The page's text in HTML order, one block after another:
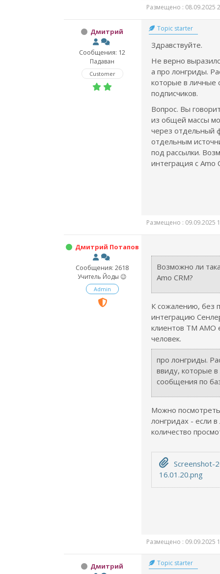
Размещено : 08.09.2025
Дмитрий
Сообщения: 12
Падаван
Customer
Topic starter
Здравствуйте.
Не верно
а про лонгриды.
которые в личные
подписчиков.
Вопрос. Вы
из общей массы
через отдельный
отдельным
под рассылки.
интеграция с Amo
Размещено : 09.09.2025
Дмитрий Потапов
Сообщения: 2618
Учитель Йоды 😉
Admin
Возможно ли
Amo CRM?
К сожалению, без
интеграцию
клиентов ТМ АМО
человек.
про лонгриды.
ввиду, которые
сообщения по
Можно посмотреть
лонгридах - если
количество
Screenshot-
16.01.20.png
Размещено : 09.09.2025
Дмитрий Topic starter